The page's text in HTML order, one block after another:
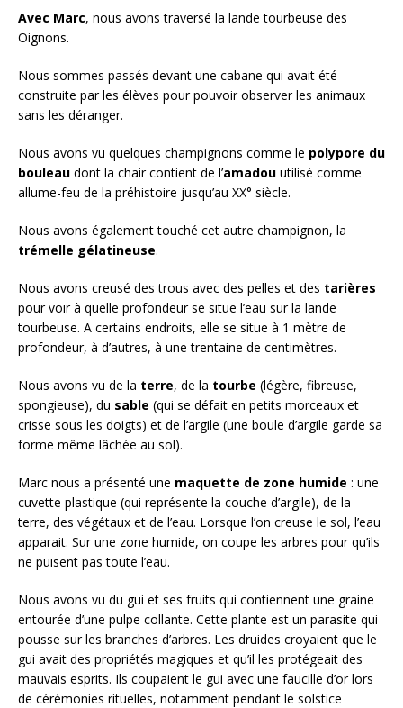
Avec Marc, nous avons traversé la lande tourbeuse des
Oignons.
Nous sommes passés devant une cabane qui avait été
construite par les élèves pour pouvoir observer les animaux
sans les déranger.
Nous avons vu quelques champignons comme le polypore du
bouleau dont la chair contient de l’amadou utilisé comme
allume-feu de la préhistoire jusqu’au XX° siècle.
Nous avons également touché cet autre champignon, la
trémelle gélatineuse.
Nous avons creusé des trous avec des pelles et des tarières
pour voir à quelle profondeur se situe l’eau sur la lande
tourbeuse. A certains endroits, elle se situe à 1 mètre de
profondeur, à d’autres, à une trentaine de centimètres.
Nous avons vu de la terre, de la tourbe (légère, fibreuse,
spongieuse), du sable (qui se défait en petits morceaux et
crisse sous les doigts) et de l’argile (une boule d’argile garde sa
forme même lâchée au sol).
Marc nous a présenté une maquette de zone humide : une
cuvette plastique (qui représente la couche d’argile), de la
terre, des végétaux et de l’eau. Lorsque l’on creuse le sol, l’eau
apparait. Sur une zone humide, on coupe les arbres pour qu’ils
ne puisent pas toute l’eau.
Nous avons vu du gui et ses fruits qui contiennent une graine
entourée d’une pulpe collante. Cette plante est un parasite qui
pousse sur les branches d’arbres. Les druides croyaient que le
gui avait des propriétés magiques et qu’il les protégeait des
mauvais esprits. Ils coupaient le gui avec une faucille d’or lors
de cérémonies rituelles, notamment pendant le solstice